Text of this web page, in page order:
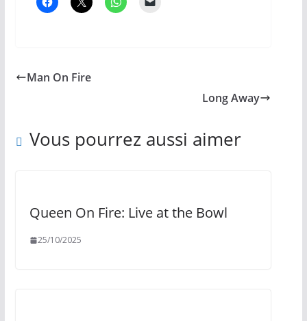
Man On Fire
Long Away
Vous pourrez aussi aimer
Queen On Fire: Live at the Bowl
25/10/2025